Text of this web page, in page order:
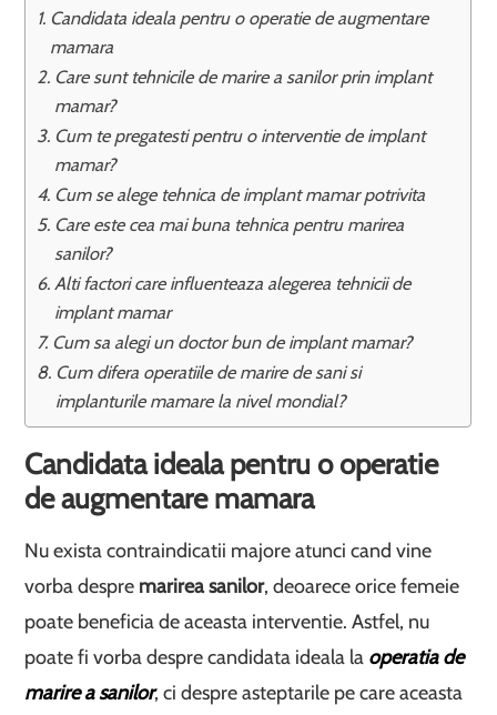
Candidata ideala pentru o operatie de augmentare
mamara
Care sunt tehnicile de marire a sanilor prin implant
mamar?
Cum te pregatesti pentru o interventie de implant
mamar?
Cum se alege tehnica de implant mamar potrivita
Care este cea mai buna tehnica pentru marirea
sanilor?
Alti factori care influenteaza alegerea tehnicii de
implant mamar
Cum sa alegi un doctor bun de implant mamar?
Cum difera operatiile de marire de sani si
implanturile mamare la nivel mondial?
Candidata ideala pentru o operatie
de augmentare mamara
Nu exista contraindicatii majore atunci cand vine
vorba despre marirea sanilor, deoarece orice femeie
poate beneficia de aceasta interventie. Astfel, nu
poate fi vorba despre candidata ideala la operatia de
marire a sanilor, ci despre asteptarile pe care aceasta